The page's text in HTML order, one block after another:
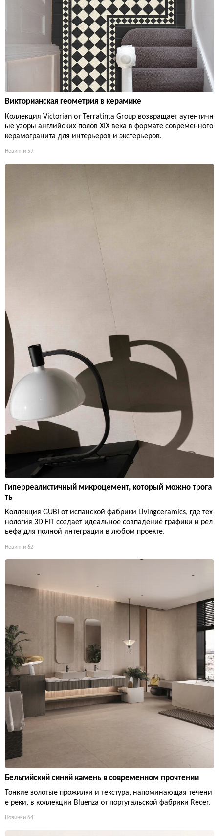
Викторианская геометрия в керамике
Коллекция Victorian от Terratinta Group возвращает аутентичн
ые узоры английских полов XIX века в формате современного
керамогранита для интерьеров и экстерьеров.
Новинки 59
Гиперреалистичный микроцемент, который можно трога
ть
Коллекция GUBI от испанской фабрики Livingceramics, где тех
нология 3D.FIT создает идеальное совпадение графики и рел
ьефа для полной интеграции в любом проекте.
Новинки 62
Бельгийский синий камень в современном прочтении
Тонкие золотые прожилки и текстура, напоминающая течени
е реки, в коллекции Bluenza от португальской фабрики Recer.
Новинки 64